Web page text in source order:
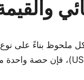
ملحوظ بناءً على نوع